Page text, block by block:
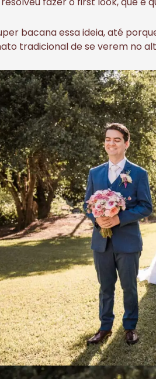
bacana essa ideia, até
tradicional de se verem no